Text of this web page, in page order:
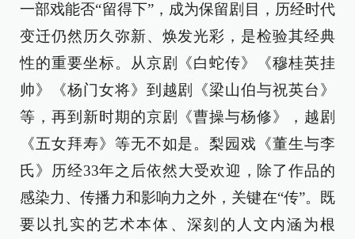
一部戏能否“留得下”，成为保留剧目，历经时代
变迁仍然历久弥新、焕发光彩，是检验其经典
性的重要坐标。从京剧《白蛇传》《穆桂英挂
帅》《杨门女将》到越剧《梁山伯与祝英台》
等，再到新时期的京剧《曹操与杨修》，越剧
《五女拜寿》等无不如是。梨园戏《董生与李
氏》历经33年之后依然大受欢迎，除了作品的
感染力、传播力和影响力之外，关键在“传”。既
要以扎实的艺术本体、深刻的人文内涵为根